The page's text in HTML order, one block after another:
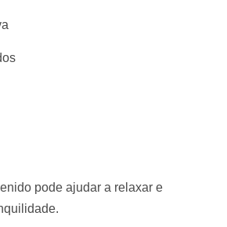
pode ajudar a relaxar e